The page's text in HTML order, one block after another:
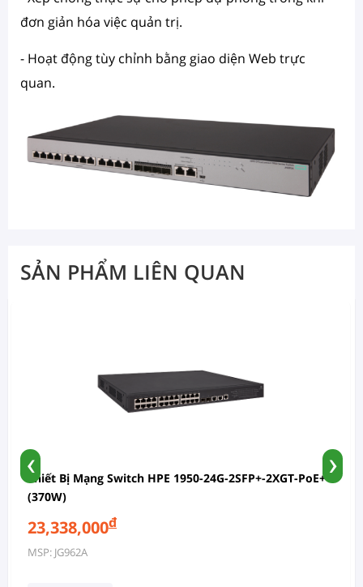
đơn giản hóa việc quản trị.
- Hoạt động tùy chỉnh bằng giao diện Web trực
quan.
SẢN PHẨM LIÊN QUAN
Thiết Bị Mạng Switch HPE 1950-24G-2SFP+-2XGT-PoE+
(370W)
23,338,000đ
MSP: JG962A
‹ ›